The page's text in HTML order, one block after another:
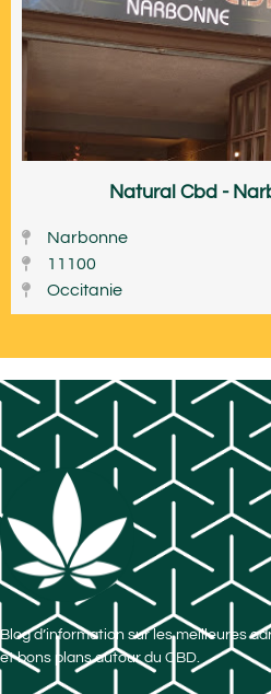
Natural Cbd -
Narbonne
11100
Occitanie
Blog d’information sur les meilleures
et bons plans autour du CBD.